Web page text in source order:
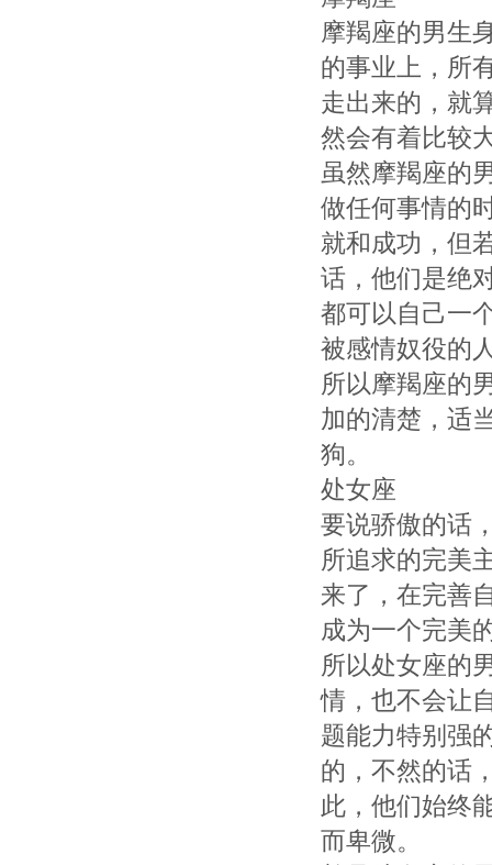
摩羯座的男生
的事业上，所
走出来的，就
然会有着比较
虽然摩羯座的
做任何事情的
就和成功，但
话，他们是绝
都可以自己一
被感情奴役的
所以摩羯座的
加的清楚，适
狗。
处女座
要说骄傲的话
所追求的完美
来了，在完善
成为一个完美
所以处女座的
情，也不会让
题能力特别强
的，不然的话
此，他们始终
而卑微。